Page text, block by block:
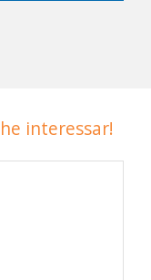
interessar!